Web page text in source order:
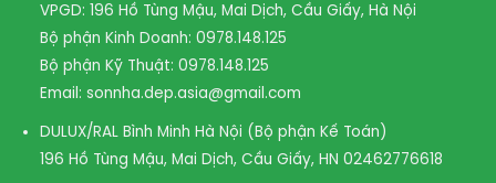
VPGD: 196 Hồ Tùng Mậu, Mai Dịch, Cầu Giấy, Hà Nội
Bộ phận Kinh Doanh: 0978.148.125
Bộ phận Kỹ Thuật: 0978.148.125
Email: sonnha.dep.asia@gmail.com
DULUX/RAL Bình Minh Hà Nội (Bộ phận Kế Toán)
196 Hồ Tùng Mậu, Mai Dịch, Cầu Giấy, HN 02462776618